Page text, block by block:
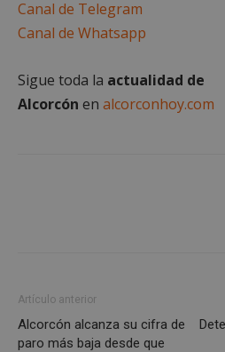
Canal de Telegram
Canal de Whatsapp
Sigue toda la actualidad de
Alcorcón en alcorconhoy.com
Artículo anterior
Alcorcón alcanza su cifra de
paro más baja desde que
Nombre
PHPSESSID
Privacy Policy